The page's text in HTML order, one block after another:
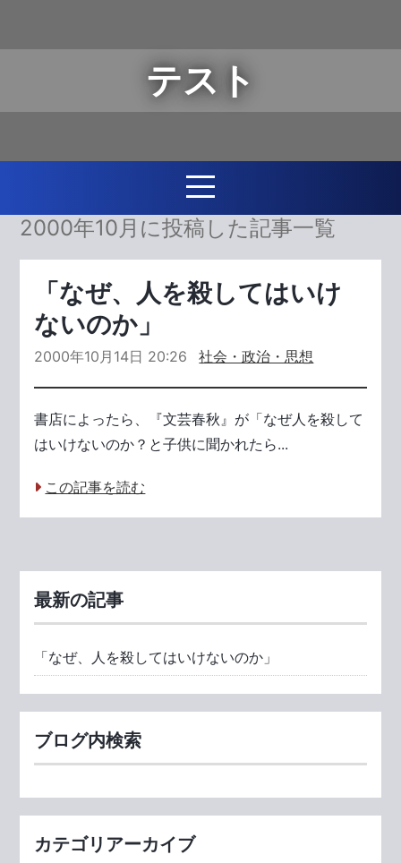
テスト
2000年10月に投稿した記事一覧
「なぜ、人を殺してはいけ
ないのか」
2000年10月14日 20:26 社会・政治・思想
書店によったら、『文芸春秋』が「なぜ人を殺して
はいけないのか？と子供に聞かれたら...
この記事を読む
最新の記事
「なぜ、人を殺してはいけないのか」
ブログ内検索
カテゴリアーカイブ